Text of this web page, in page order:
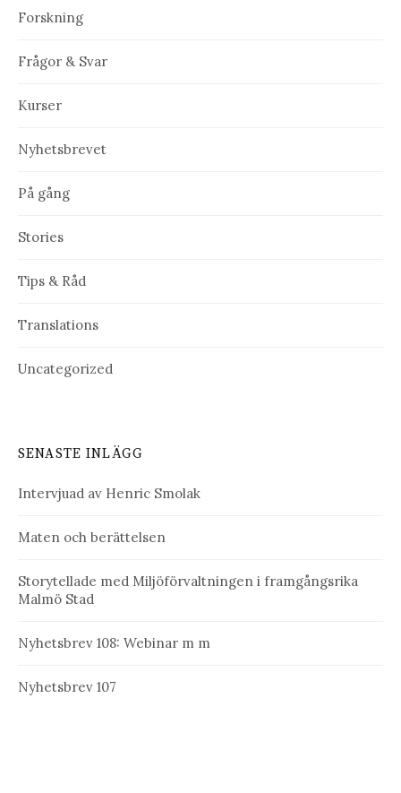
Forskning
Frågor & Svar
Kurser
Nyhetsbrevet
På gång
Stories
Tips & Råd
Translations
Uncategorized
SENASTE INLÄGG
Intervjuad av Henric Smolak
Maten och berättelsen
Storytellade med Miljöförvaltningen i framgångsrika
Malmö Stad
Nyhetsbrev 108: Webinar m m
Nyhetsbrev 107